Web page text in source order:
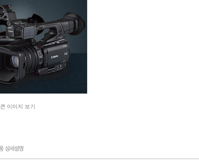
큰 이미지 보기